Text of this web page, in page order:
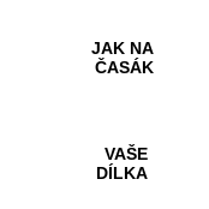
JAK NA
ČASÁK
VAŠE
DÍLKA